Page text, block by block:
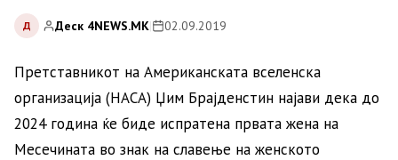
Д Деск 4NEWS.MK| 02.09.2019
Претставникот на Американската вселенска
организација (НАСА) Џим Брајденстин најави дека до
2024 година ќе биде испратена првата жена на
Месечината во знак на славење на женското